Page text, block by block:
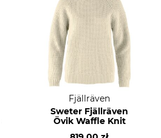
Fjällräven
Sweter Fjällräven
Övik Waffle Knit